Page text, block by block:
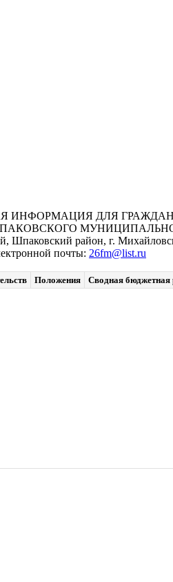
ИНФОРМАЦИЯ ДЛЯ ГРАЖДАН
Шпаковский район, г.
почты: 26fm@list.ru
Положения Сводная бюджетная